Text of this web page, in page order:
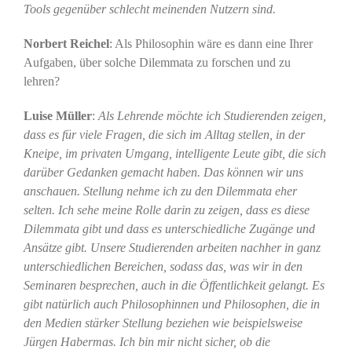
Tools gegenüber schlecht meinenden Nutzern sind.
Norbert Reichel: Als Philosophin wäre es dann eine Ihrer
Aufgaben, über solche Dilemmata zu forschen und zu
lehren?
Luise Müller: Als Lehrende möchte ich Studierenden zeigen,
dass es für viele Fragen, die sich im Alltag stellen, in der
Kneipe, im privaten Umgang, intelligente Leute gibt, die sich
darüber Gedanken gemacht haben. Das können wir uns
anschauen. Stellung nehme ich zu den Dilemmata eher
selten. Ich sehe meine Rolle darin zu zeigen, dass es diese
Dilemmata gibt und dass es unterschiedliche Zugänge und
Ansätze gibt. Unsere Studierenden arbeiten nachher in ganz
unterschiedlichen Bereichen, sodass das, was wir in den
Seminaren besprechen, auch in die Öffentlichkeit gelangt. Es
gibt natürlich auch Philosophinnen und Philosophen, die in
den Medien stärker Stellung beziehen wie beispielsweise
Jürgen Habermas. Ich bin mir nicht sicher, ob die